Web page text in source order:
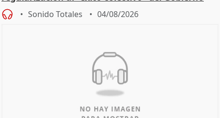
Sonido Totales 04/08/2026